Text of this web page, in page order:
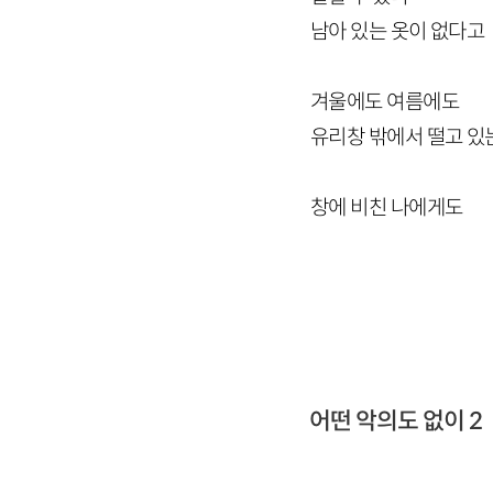
남아 있는 옷이 없다고
겨울에도 여름에도
유리창 밖에서 떨고 있
창에 비친 나에게도
어떤 악의도 없이 2